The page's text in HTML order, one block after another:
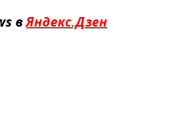
вЯндекс.Дзен